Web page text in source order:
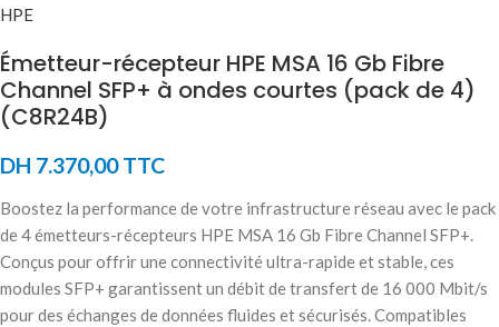
HPE
Émetteur-récepteur HPE MSA 16 Gb Fibre
Channel SFP+ à ondes courtes (pack de 4)
(C8R24B)
DH 7.370,00TTC
Boostez la performance de votre infrastructure réseau avec le pack
de 4 émetteurs-récepteurs HPE MSA 16 Gb Fibre Channel SFP+.
Conçus pour offrir une connectivité ultra-rapide et stable, ces
modules SFP+ garantissent un débit de transfert de 16 000 Mbit/s
pour des échanges de données fluides et sécurisés. Compatibles